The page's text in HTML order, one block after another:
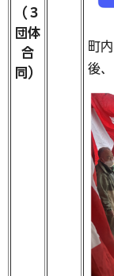
（３
団体
合
同）
町
後